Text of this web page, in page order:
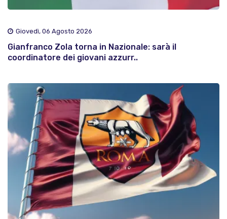
Giovedì, 06 Agosto 2026
Gianfranco Zola torna in Nazionale: sarà il
coordinatore dei giovani azzurr..